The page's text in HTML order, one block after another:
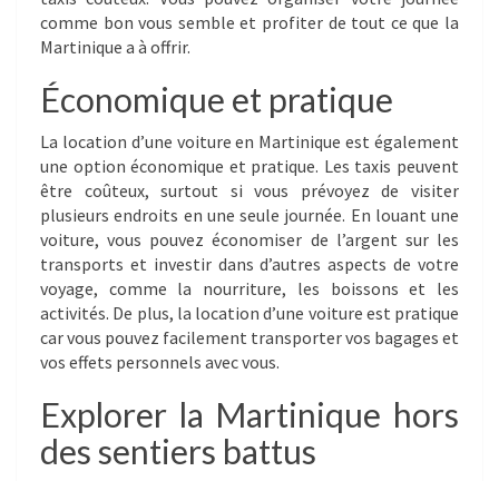
comme bon vous semble et profiter de tout ce que la
Martinique a à offrir.
Économique et pratique
La location d’une voiture en Martinique est également
une option économique et pratique. Les taxis peuvent
être coûteux, surtout si vous prévoyez de visiter
plusieurs endroits en une seule journée. En louant une
voiture, vous pouvez économiser de l’argent sur les
transports et investir dans d’autres aspects de votre
voyage, comme la nourriture, les boissons et les
activités. De plus, la location d’une voiture est pratique
car vous pouvez facilement transporter vos bagages et
vos effets personnels avec vous.
Explorer la Martinique hors
des sentiers battus